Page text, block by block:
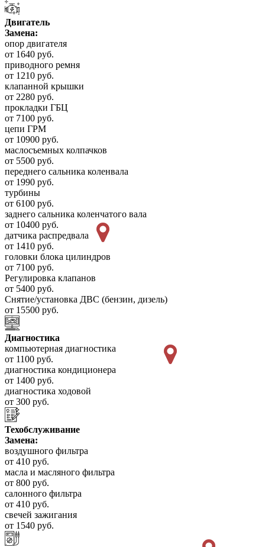
Двигатель
Замена:
опор двигателя
от 1640 руб.
приводного ремня
от 1210 руб.
клапанной крышки
от 2280 руб.
прокладки ГБЦ
от 7100 руб.
цепи ГРМ
от 10900 руб.
маслосъемных колпачков
от 5500 руб.
переднего сальника коленвала
от 1990 руб.
турбины
от 6100 руб.
заднего сальника коленчатого вала
от 10400 руб.
датчика распредвала
от 1410 руб.
головки блока цилиндров
от 7100 руб.
Регулировка клапанов
от 5400 руб.
Снятие/установка ДВС (бензин, дизель)
от 15500 руб.
Диагностика
компьютерная диагностика
от 1100 руб.
диагностика кондиционера
от 1400 руб.
диагностика ходовой
от 300 руб.
Техобслуживание
Замена:
воздушного фильтра
от 410 руб.
масла и масляного фильтра
от 800 руб.
салонного фильтра
от 410 руб.
свечей зажигания
от 1540 руб.